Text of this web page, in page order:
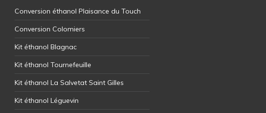
Conversion éthanol Plaisance du Touch
Conversion Colomiers
Kit éthanol Blagnac
Kit éthanol Tournefeuille
Kit éthanol La Salvetat Saint Gilles
Kit éthanol Léguevin